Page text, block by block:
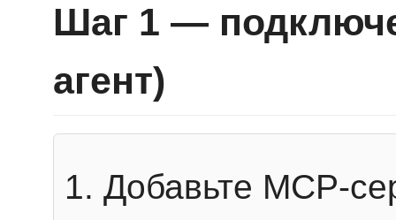
Шаг 1 —
агент)
Добавьте MCP-